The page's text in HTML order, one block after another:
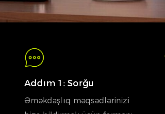
Addım 1: Sorğu
Əməkdaşlıq məqsədlərinizi